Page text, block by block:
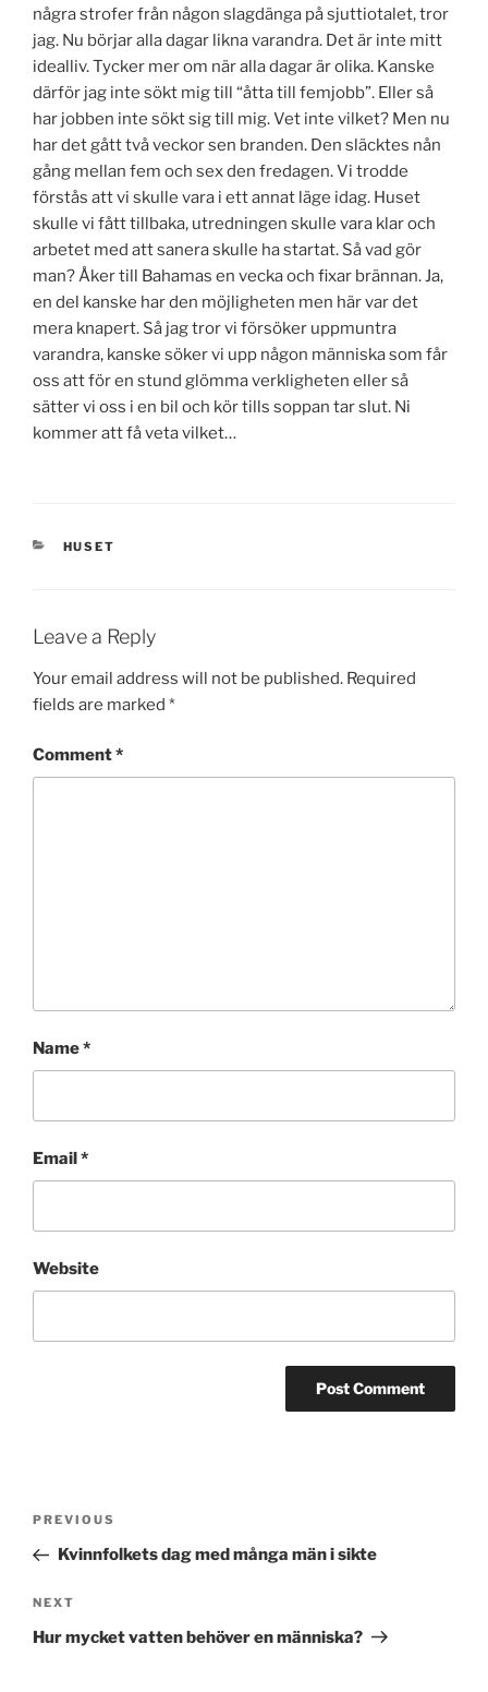
några strofer från någon slagdänga på sjuttiotalet, tror
jag. Nu börjar alla dagar likna varandra. Det är inte mitt
idealliv. Tycker mer om när alla dagar är olika. Kanske
därför jag inte sökt mig till “åtta till femjobb”. Eller så
har jobben inte sökt sig till mig. Vet inte vilket? Men nu
har det gått två veckor sen branden. Den släcktes nån
gång mellan fem och sex den fredagen. Vi trodde
förstås att vi skulle vara i ett annat läge idag. Huset
skulle vi fått tillbaka, utredningen skulle vara klar och
arbetet med att sanera skulle ha startat. Så vad gör
man? Åker till Bahamas en vecka och fixar brännan. Ja,
en del kanske har den möjligheten men här var det
mera knapert. Så jag tror vi försöker uppmuntra
varandra, kanske söker vi upp någon människa som får
oss att för en stund glömma verkligheten eller så
sätter vi oss i en bil och kör tills soppan tar slut. Ni
kommer att få veta vilket…
CATEGORIES
HUSET
Leave a Reply
Your email address will not be published. Required
fields are marked *
Comment*
Name*
Email*
Website
Previous
Post
PREVIOUS
Kvinnfolkets dag med många män i sikte
Next
Post
NEXT
Hur mycket vatten behöver en människa?